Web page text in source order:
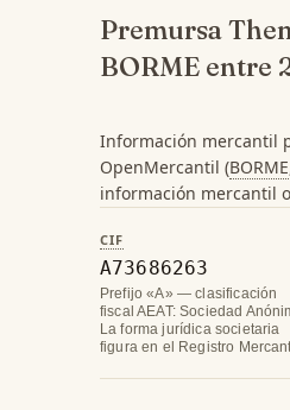
Premursa
BORME entre
Información mercantil
OpenMercantil (BORME
información mercantil
CIF
A73686263
Prefijo «A» — clasificación
fiscal AEAT: Sociedad
La forma jurídica societaria
figura en el Registro